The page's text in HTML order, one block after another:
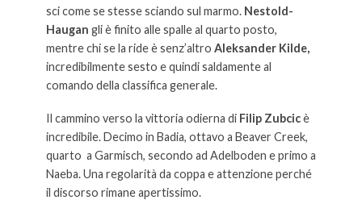
sci come se stesse sciando sul marmo. Nestold-
Haugan gli è finito alle spalle al quarto posto,
mentre chi se la ride è senz’altro Aleksander Kilde,
incredibilmente sesto e quindi saldamente al
comando della classifica generale.
Il cammino verso la vittoria odierna di Filip Zubcicè
incredibile. Decimo in Badia, ottavo a Beaver Creek,
quarto a Garmisch, secondo ad Adelboden e primo a
Naeba. Una regolarità da coppa e attenzione perché
il discorso rimane apertissimo.